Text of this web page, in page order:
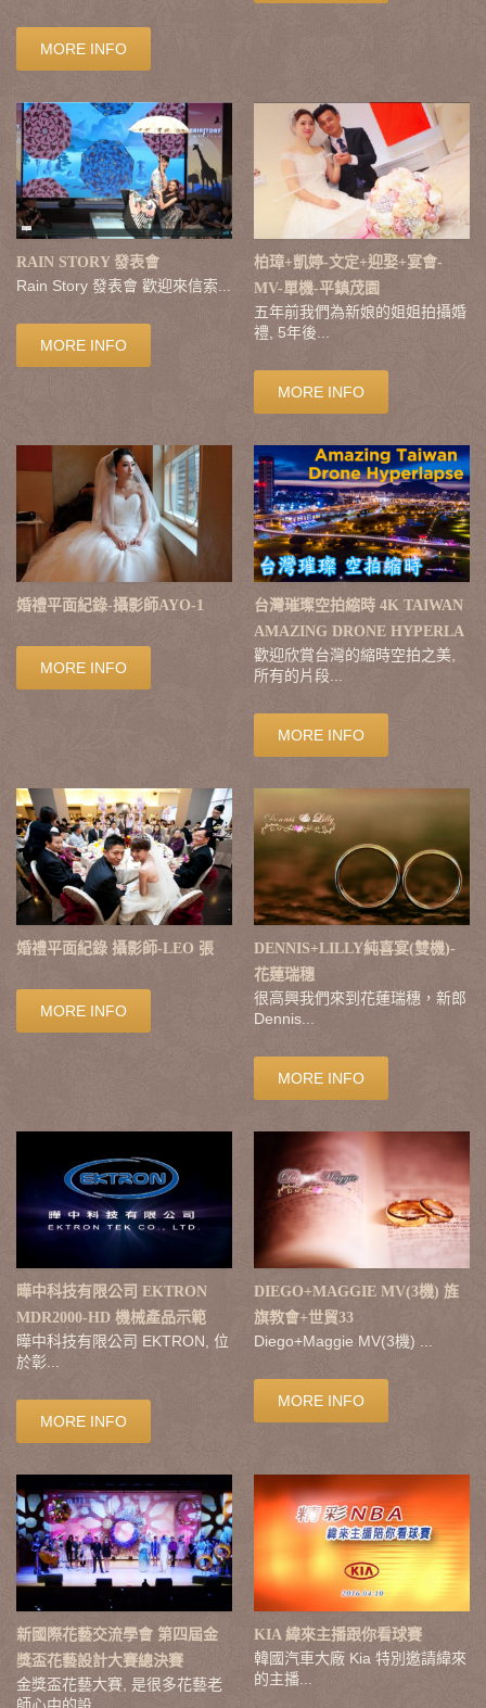
MORE INFO
RAIN STORY 發表會
Rain Story 發表會 歡迎來信索...
MORE INFO
柏璋+凱婷-文定+迎娶+宴會-
MV-單機-平鎮茂園
五年前我們為新娘的姐姐拍攝婚
禮, 5年後...
MORE INFO
婚禮平面紀錄-攝影師AYO-1
MORE INFO
台灣璀璨空拍縮時 4K TAIWAN
AMAZING DRONE HYPERLA
歡迎欣賞台灣的縮時空拍之美,
所有的片段...
MORE INFO
婚禮平面紀錄 攝影師-LEO 張
MORE INFO
DENNIS+LILLY純喜宴(雙機)-
花蓮瑞穗
很高興我們來到花蓮瑞穗，新郎
Dennis...
MORE INFO
曄中科技有限公司 EKTRON
MDR2000-HD 機械產品示範
曄中科技有限公司 EKTRON, 位
於彰...
MORE INFO
DIEGO+MAGGIE MV(3機) 旌
旗教會+世貿33
Diego+Maggie MV(3機) ...
MORE INFO
新國際花藝交流學會 第四屆金
獎盃花藝設計大賽總決賽
金獎盃花藝大賽, 是很多花藝老
師心中的設...
KIA 緯來主播跟你看球賽
韓國汽車大廠 Kia 特別邀請緯來
的主播...